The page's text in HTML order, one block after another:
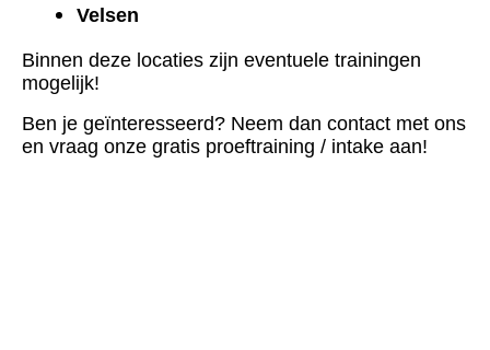
Velsen
Binnen deze locaties zijn eventuele trainingen
mogelijk!
Ben je geïnteresseerd? Neem dan contact met ons
en vraag onze gratis proeftraining / intake aan!